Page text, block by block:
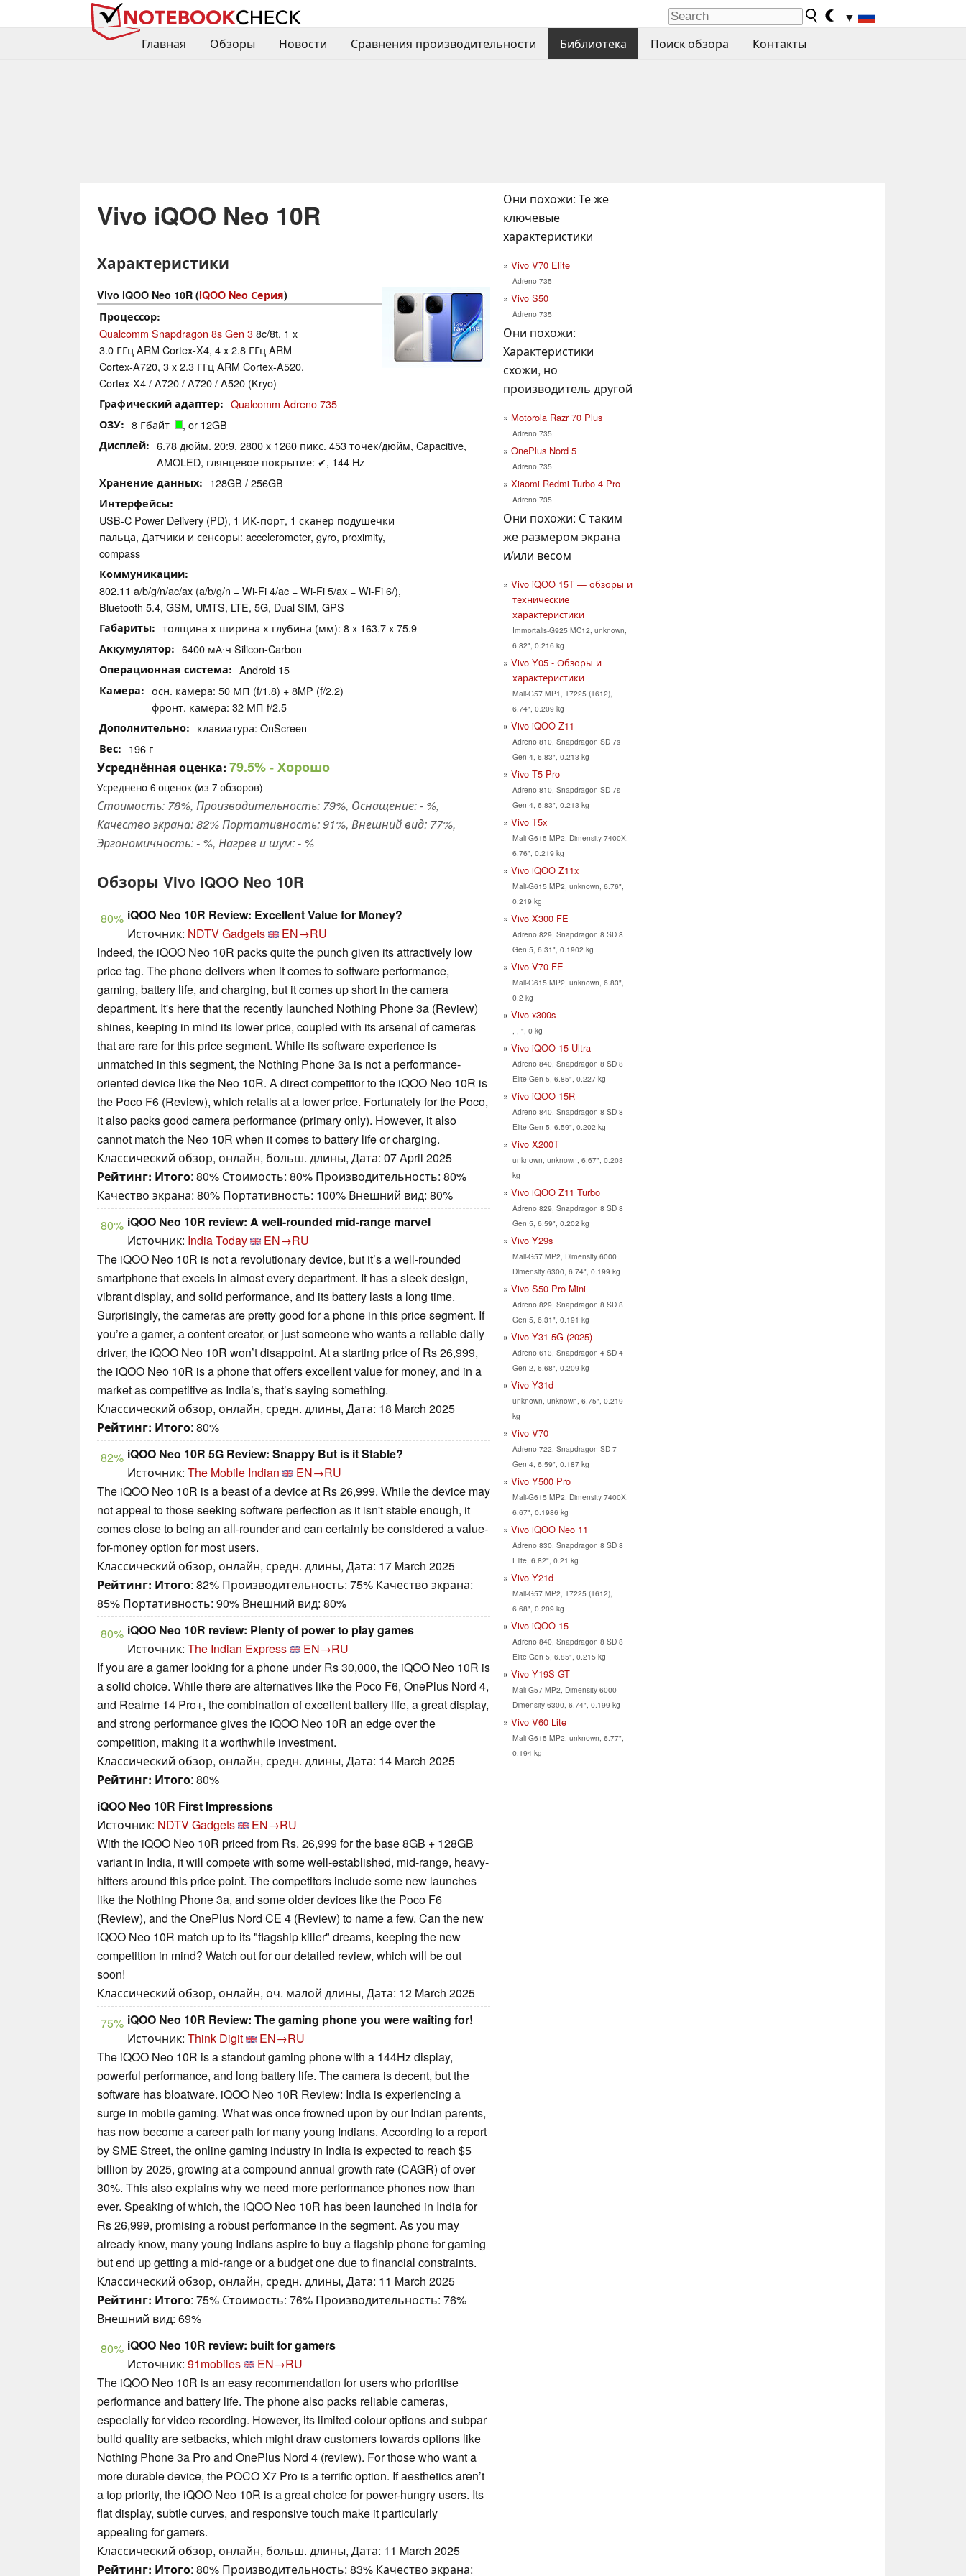
▼
Главная
Обзоры Новости Сравнения производительности Библиотека Поиск обзора Контакты
Vivo iQOO Neo 10R
Характеристики
Vivo iQOO Neo 10R (IQOO Neo Серия)
Процессор
Qualcomm Snapdragon 8s Gen 38c/8t, 1 x
3.0 ГГц ARM Cortex-X4, 4 x 2.8 ГГц ARM
Cortex-A720, 3 x 2.3 ГГц ARM Cortex-A520,
Cortex-X4 / A720 / A720 / A520 (Kryo)
Графический адаптер Qualcomm Adreno 735
ОЗУ 8 Гбайт , or 12GB
Дисплей
6.78 дюйм. 20:9, 2800 x 1260 пикс. 453 точек/дюйм, Capacitive,
AMOLED, глянцевое покрытие: ✔, 144 Hz
Хранение данных 128GB / 256GB
Интерфейсы
USB-C Power Delivery (PD), 1 ИК-порт, 1 сканер подушечки
пальца, Датчики и сенсоры: accelerometer, gyro, proximity,
compass
Коммуникации
802.11 a/b/g/n/ac/ax (a/b/g/n = Wi-Fi 4/ac = Wi-Fi 5/ax = Wi-Fi 6/),
Bluetooth 5.4, GSM, UMTS, LTE, 5G, Dual SIM, GPS
Габариты толщина х ширина х глубина (мм): 8 x 163.7 x 75.9
Аккумулятор 6400 мА⋅ч Silicon-Carbon
Операционная система Android 15
Камера
осн. камера: 50 МП (f/1.8) + 8MP (f/2.2)
фронт. камера: 32 МП f/2.5
Дополнительно клавиатура: OnScreen
Вес 196 г
Усреднённая оценка: 79.5%- Хорошо
Усреднено 6 оценок (из 7 обзоров)
Стоимость: 78%, Производительность: 79%, Оснащение: - %,
Качество экрана: 82% Портативность: 91%, Внешний вид: 77%,
Эргономичность: - %, Нагрев и шум: - %
Обзоры Vivo iQOO Neo 10R
80% iQOO Neo 10R Review: Excellent Value for Money?
Источник: NDTV Gadgets
EN→RU
Indeed, the iQOO Neo 10R packs quite the punch given its attractively low
price tag. The phone delivers when it comes to software performance,
gaming, battery life, and charging, but it comes up short in the camera
department. It's here that the recently launched Nothing Phone 3a (Review)
shines, keeping in mind its lower price, coupled with its arsenal of cameras
that are rare for this price segment. While its software experience is
unmatched in this segment, the Nothing Phone 3a is not a performance-
oriented device like the Neo 10R. A direct competitor to the iQOO Neo 10R is
the Poco F6 (Review), which retails at a lower price. Fortunately for the Poco,
it also packs good camera performance (primary only). However, it also
cannot match the Neo 10R when it comes to battery life or charging.
Классический обзор, онлайн, больш. длины, Дата: 07 April 2025
Рейтинг: Итого: 80% Стоимость: 80% Производительность: 80%
Качество экрана: 80% Портативность: 100% Внешний вид: 80%
80% iQOO Neo 10R review: A well-rounded mid-range marvel
Источник: India Today
EN→RU
The iQOO Neo 10R is not a revolutionary device, but it’s a well-rounded
smartphone that excels in almost every department. It has a sleek design,
vibrant display, and solid performance, and its battery lasts a long time.
Surprisingly, the cameras are pretty good for a phone in this price segment. If
you’re a gamer, a content creator, or just someone who wants a reliable daily
driver, the iQOO Neo 10R won’t disappoint. At a starting price of Rs 26,999,
the iQOO Neo 10R is a phone that offers excellent value for money, and in a
market as competitive as India’s, that’s saying something.
Классический обзор, онлайн, средн. длины, Дата: 18 March 2025
Рейтинг: Итого: 80%
82% iQOO Neo 10R 5G Review: Snappy But is it Stable?
Источник: The Mobile Indian
EN→RU
The iQOO Neo 10R is a beast of a device at Rs 26,999. While the device may
not appeal to those seeking software perfection as it isn't stable enough, it
comes close to being an all-rounder and can certainly be considered a value-
for-money option for most users.
Классический обзор, онлайн, средн. длины, Дата: 17 March 2025
Рейтинг: Итого: 82% Производительность: 75% Качество экрана:
85% Портативность: 90% Внешний вид: 80%
80% iQOO Neo 10R review: Plenty of power to play games
Источник: The Indian Express
EN→RU
If you are a gamer looking for a phone under Rs 30,000, the iQOO Neo 10R is
a solid choice. While there are alternatives like the Poco F6, OnePlus Nord 4,
and Realme 14 Pro+, the combination of excellent battery life, a great display,
and strong performance gives the iQOO Neo 10R an edge over the
competition, making it a worthwhile investment.
Классический обзор, онлайн, средн. длины, Дата: 14 March 2025
Рейтинг: Итого: 80%
iQOO Neo 10R First Impressions
Источник: NDTV Gadgets
EN→RU
With the iQOO Neo 10R priced from Rs. 26,999 for the base 8GB + 128GB
variant in India, it will compete with some well-established, mid-range, heavy-
hitters around this price point. The competitors include some new launches
like the Nothing Phone 3a, and some older devices like the Poco F6
(Review), and the OnePlus Nord CE 4 (Review) to name a few. Can the new
iQOO Neo 10R match up to its "flagship killer" dreams, keeping the new
competition in mind? Watch out for our detailed review, which will be out
soon!
Классический обзор, онлайн, оч. малой длины, Дата: 12 March 2025
75% iQOO Neo 10R Review: The gaming phone you were waiting for!
Источник: Think Digit
EN→RU
The iQOO Neo 10R is a standout gaming phone with a 144Hz display,
powerful performance, and long battery life. The camera is decent, but the
software has bloatware. iQOO Neo 10R Review: India is experiencing a
surge in mobile gaming. What was once frowned upon by our Indian parents,
has now become a career path for many young Indians. According to a report
by SME Street, the online gaming industry in India is expected to reach $5
billion by 2025, growing at a compound annual growth rate (CAGR) of over
30%. This also explains why we need more performance phones now than
ever. Speaking of which, the iQOO Neo 10R has been launched in India for
Rs 26,999, promising a robust performance in the segment. As you may
already know, many young Indians aspire to buy a flagship phone for gaming
but end up getting a mid-range or a budget one due to financial constraints.
Классический обзор, онлайн, средн. длины, Дата: 11 March 2025
Рейтинг: Итого: 75% Стоимость: 76% Производительность: 76%
Внешний вид: 69%
80% iQOO Neo 10R review: built for gamers
Источник: 91mobiles
EN→RU
The iQOO Neo 10R is an easy recommendation for users who prioritise
performance and battery life. The phone also packs reliable cameras,
especially for video recording. However, its limited colour options and subpar
build quality are setbacks, which might draw customers towards options like
Nothing Phone 3a Pro and OnePlus Nord 4 (review). For those who want a
more durable device, the POCO X7 Pro is a terrific option. If aesthetics aren’t
a top priority, the iQOO Neo 10R is a great choice for power-hungry users. Its
flat display, subtle curves, and responsive touch make it particularly
appealing for gamers.
Классический обзор, онлайн, больш. длины, Дата: 11 March 2025
Рейтинг: Итого: 80% Производительность: 83% Качество экрана:
Они похожи: Те же
ключевые
характеристики
Vivo V70 Elite
Adreno 735
Vivo S50
Adreno 735
Они похожи:
Характеристики
схожи, но
производитель другой
Motorola Razr 70 Plus
Adreno 735
OnePlus Nord 5
Adreno 735
Xiaomi Redmi Turbo 4 Pro
Adreno 735
Они похожи: С таким
же размером экрана
и/или весом
Vivo iQOO 15T — обзоры и
технические
характеристики
Immortalis-G925 MC12, unknown,
6.82", 0.216 kg
Vivo Y05 - Обзоры и
характеристики
Mali-G57 MP1, T7225 (T612),
6.74", 0.209 kg
Vivo iQOO Z11
Adreno 810, Snapdragon SD 7s
Gen 4, 6.83", 0.213 kg
Vivo T5 Pro
Adreno 810, Snapdragon SD 7s
Gen 4, 6.83", 0.213 kg
Vivo T5x
Mali-G615 MP2, Dimensity 7400X,
6.76", 0.219 kg
Vivo iQOO Z11x
Mali-G615 MP2, unknown, 6.76",
0.219 kg
Vivo X300 FE
Adreno 829, Snapdragon 8 SD 8
Gen 5, 6.31", 0.1902 kg
Vivo V70 FE
Mali-G615 MP2, unknown, 6.83",
0.2 kg
Vivo x300s
, , ", 0 kg
Vivo iQOO 15 Ultra
Adreno 840, Snapdragon 8 SD 8
Elite Gen 5, 6.85", 0.227 kg
Vivo iQOO 15R
Adreno 840, Snapdragon 8 SD 8
Elite Gen 5, 6.59", 0.202 kg
Vivo X200T
unknown, unknown, 6.67", 0.203
kg
Vivo iQOO Z11 Turbo
Adreno 829, Snapdragon 8 SD 8
Gen 5, 6.59", 0.202 kg
Vivo Y29s
Mali-G57 MP2, Dimensity 6000
Dimensity 6300, 6.74", 0.199 kg
Vivo S50 Pro Mini
Adreno 829, Snapdragon 8 SD 8
Gen 5, 6.31", 0.191 kg
Vivo Y31 5G (2025)
Adreno 613, Snapdragon 4 SD 4
Gen 2, 6.68", 0.209 kg
Vivo Y31d
unknown, unknown, 6.75", 0.219
kg
Vivo V70
Adreno 722, Snapdragon SD 7
Gen 4, 6.59", 0.187 kg
Vivo Y500 Pro
Mali-G615 MP2, Dimensity 7400X,
6.67", 0.1986 kg
Vivo iQOO Neo 11
Adreno 830, Snapdragon 8 SD 8
Elite, 6.82", 0.21 kg
Vivo Y21d
Mali-G57 MP2, T7225 (T612),
6.68", 0.209 kg
Vivo iQOO 15
Adreno 840, Snapdragon 8 SD 8
Elite Gen 5, 6.85", 0.215 kg
Vivo Y19S GT
Mali-G57 MP2, Dimensity 6000
Dimensity 6300, 6.74", 0.199 kg
Vivo V60 Lite
Mali-G615 MP2, unknown, 6.77",
0.194 kg